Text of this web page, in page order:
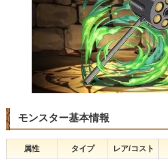
モンスター基本情報
属性 タイプ レア/コスト